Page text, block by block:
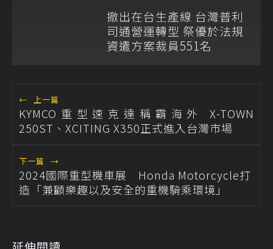
撤出在台生產線 台灣普利
司通營運轉型 祭優於法規
資遣方案裁員551名
← 上一篇
KYMCO重型速克達稱霸海外 X-TOWN
250ST、XCITING X350正式進入台灣市場
下一篇 →
2024國際重型機車展 Honda Motorcycle打
造「兼顧樂趣以及安全的重機騎乘環境」